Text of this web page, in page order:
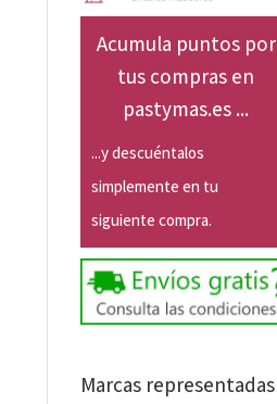
Acumula puntos por
tus compras en
pastymas.es ...
...y descuéntalos
simplemente en tu
siguiente compra.
Marcas representadas